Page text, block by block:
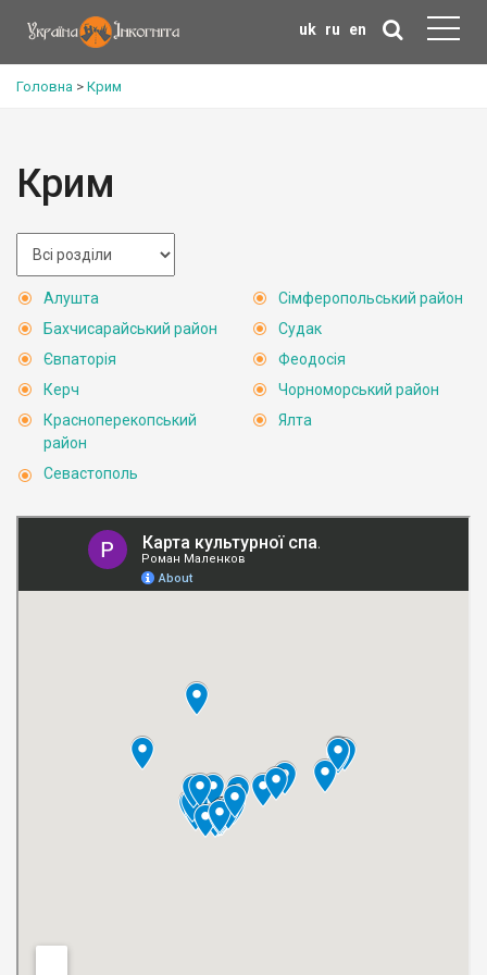
uk ru en
Головна > Крим
Крим
Алушта
Бахчисарайський район
Євпаторія
Керч
Красноперекопський
район
Севастополь
Сімферопольський район
Судак
Феодосія
Чорноморський район
Ялта